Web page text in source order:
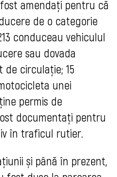
amendați pentru că
de o categorie
conduceau vehiculul
sau dovada
circulație; 15
unei
permis de
documentați pentru
în traficul rutier.
și până în prezent,